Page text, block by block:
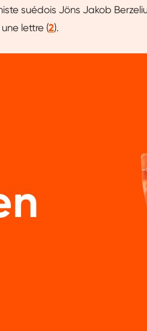
suédois Jöns Jakob
lettre (2).